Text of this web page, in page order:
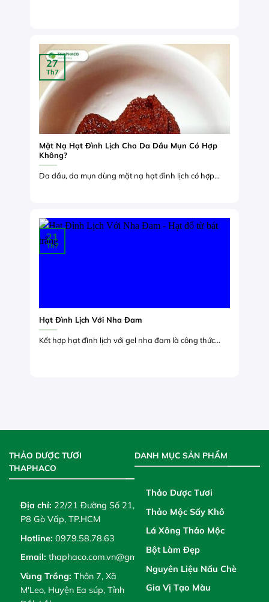
Mặt Nạ Hạt Đình Lịch Cho Da Dầu Mụn Có Hợp
Không?
Da dầu, da mụn dùng mặt nạ hạt đình lịch có hợp...
27
Th7
Hạt Đình Lịch Với Nha Đam
Kết hợp hạt đình lịch với gel nha đam là công thức...
21
Th7
THẢO DƯỢC TƯƠI
THAPHACO
Địa chỉ: 22/21 Đường Số 21,
P8 Gò Vấp, TP.HCM
Hotline: 0979.58.78.63
Email: thaphaco.com.vn@gmail.com
Vùng Trồng: Thôn 7, Xã
M'Leo, Huyện Ea súp, Tỉnh
DANH MỤC SẢN PHẨM
Thảo Dược Tươi
Thảo Mộc Sấy Khô
Lá Xông Thảo Mộc
Bột Làm Đẹp
Nguyên Liệu Nấu Chè
Gia Vị Tạo Màu